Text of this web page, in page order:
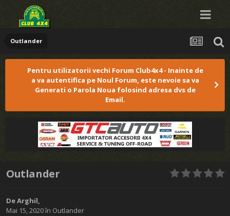
Outlander
Pentru utilizatorii vechi Forum Club4x4 - Inainte de
a va autentifica pe Noul Forum, este nevoie sa va
Generati o Parola Noua folosind adresa dvs de
Email.
Outlander
DeArghil,
Mai 15, 2020în Outlander